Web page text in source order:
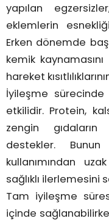
yapılan
eklemlerin
Erken dönemde
kemik
hareket
İyileşme
etkilidir. Protein,
zengin gıdaların
destekler.
kullanımından
sağlıklı ilerlemesini
Tam iyileşme
içinde